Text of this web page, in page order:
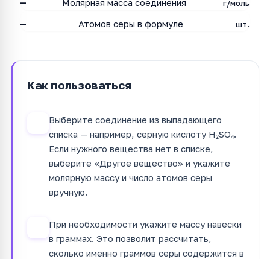
— Молярная масса соединения г/моль
— Атомов серы в формуле шт.
Как пользоваться
Выберите соединение из выпадающего
списка — например, серную кислоту H₂SO₄.
Если нужного вещества нет в списке,
выберите «Другое вещество» и укажите
молярную массу и число атомов серы
вручную.
При необходимости укажите массу навески
в граммах. Это позволит рассчитать,
сколько именно граммов серы содержится в